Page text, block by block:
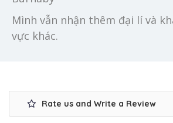
Mình vẫn nhận thêm đại lí và
vực khác.
Rate us and Write a Review